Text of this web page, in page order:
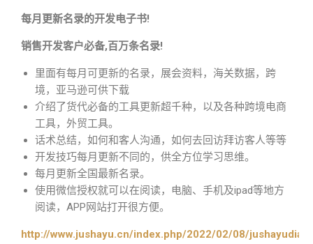
每月更新名录的开发电子书!
销售开发客户必备,百万条名录!
里面有每月可更新的名录，展会资料，海关数据，跨
境，亚马逊可供下载
介绍了货代必备的工具更新超千种，以及各种跨境电商
工具，外贸工具。
话术总结，如何和客人沟通，如何去回访拜访客人等等
开发技巧每月更新不同的，供全方位学习思维。
每月更新全国最新名录。
使用微信授权就可以在阅读，电脑、手机及ipad等地方
阅读，APP网站打开很方便。
http://www.jushayu.cn/index.php/2022/02/08/